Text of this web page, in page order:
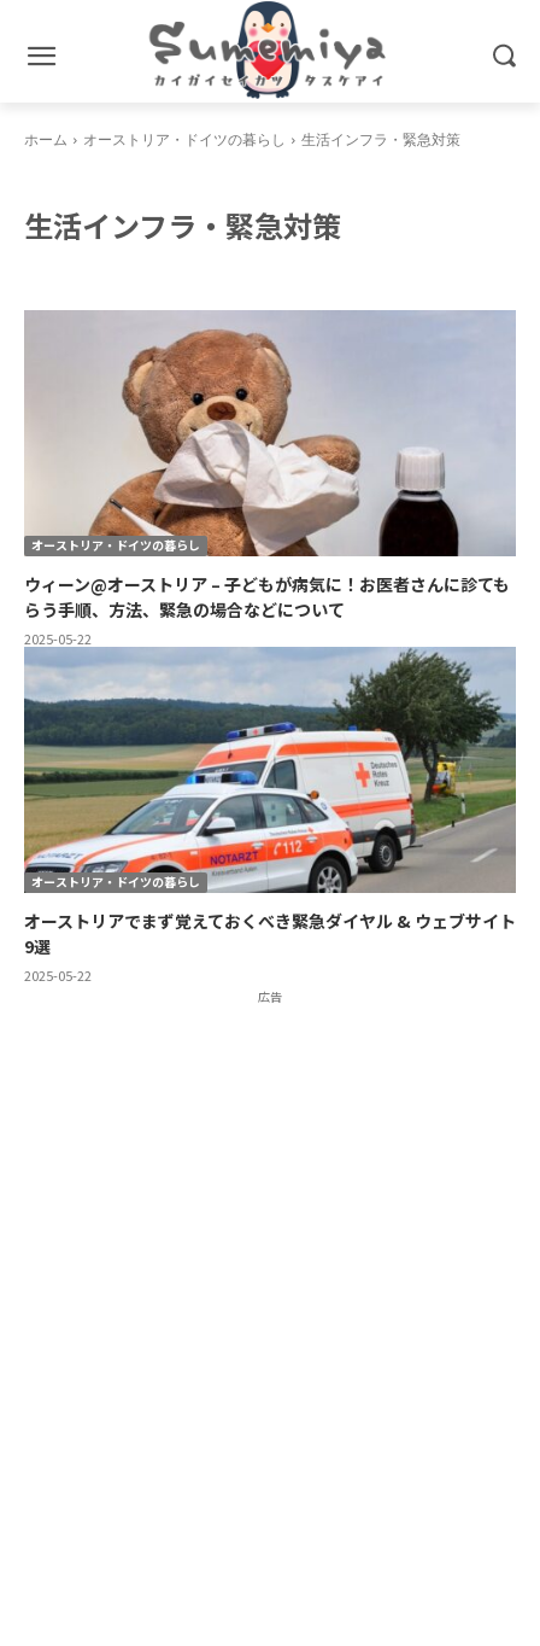
ホーム オーストリア・ドイツの暮らし 生活インフラ・緊急対策
生活インフラ・緊急対策
オーストリア・ドイツの暮らし
ウィーン@オーストリア – 子どもが病気に！お医者さんに診ても
らう手順、方法、緊急の場合などについて
2025-05-22
オーストリア・ドイツの暮らし
オーストリアでまず覚えておくべき緊急ダイヤル & ウェブサイト
9選
2025-05-22
広告